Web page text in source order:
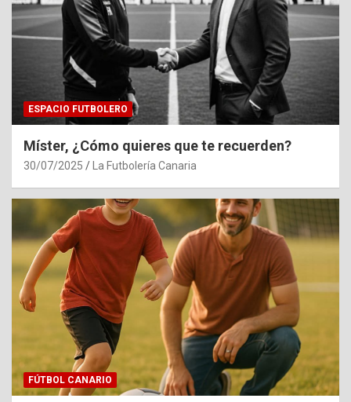
ESPACIO FUTBOLERO
Míster, ¿Cómo quieres que te recuerden?
30/07/2025 La Futbolería Canaria
FÚTBOL CANARIO